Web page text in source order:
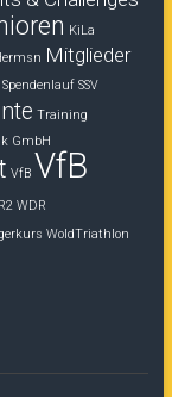
KiLa
Mitglieder
Spendenlauf SSV
Training
GmbH
VfB VfB
WDR
WoldTriathlon